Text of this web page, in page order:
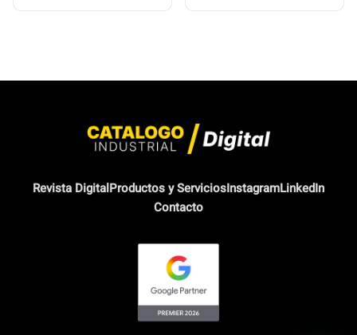
Revista DigitalProductos y ServiciosInstagramLinkedIn
Contacto